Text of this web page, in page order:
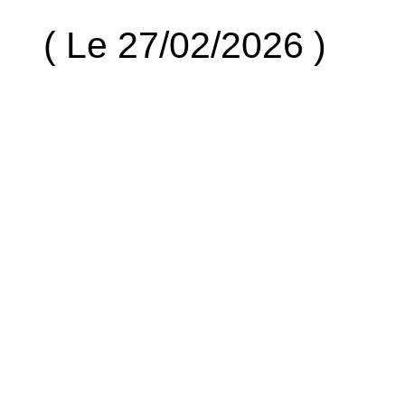
( Le 27/02/2026 )